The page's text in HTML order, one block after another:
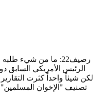
رصيف22: ما من شيء
الرئيس الأمريكي السابق
لكن شيئاً واحداً كثرت
تصنيف "الإخوان المسلمين"